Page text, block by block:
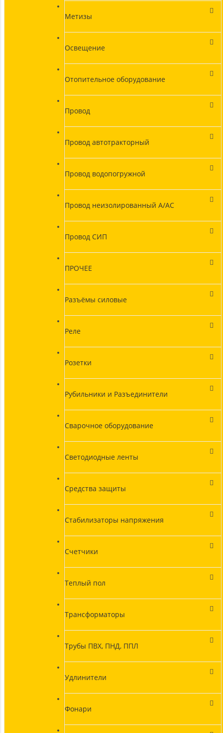
Метизы
Освещение
Отопительное оборудование
Провод
Провод автотракторный
Провод водопогружной
Провод неизолированный А/АС
Провод СИП
ПРОЧЕЕ
Разъёмы силовые
Реле
Розетки
Рубильники и Разъединители
Сварочное оборудование
Светодиодные ленты
Средства защиты
Стабилизаторы напряжения
Счетчики
Теплый пол
Трансформаторы
Трубы ПВХ, ПНД, ППЛ
Удлинители
Фонари